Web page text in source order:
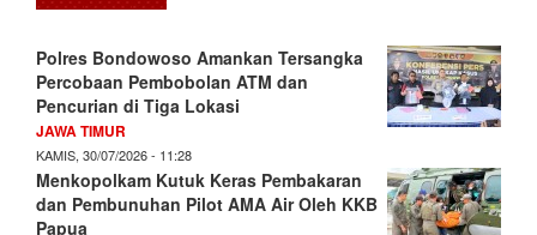
Polres Bondowoso Amankan Tersangka
Percobaan Pembobolan ATM dan
Pencurian di Tiga Lokasi
JAWA TIMUR
KAMIS, 30/07/2026 - 11:28
Menkopolkam Kutuk Keras Pembakaran
dan Pembunuhan Pilot AMA Air Oleh KKB
Papua